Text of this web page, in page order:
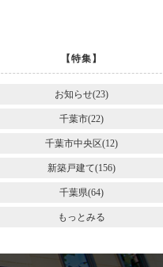
【特集】
お知らせ(23)
千葉市(22)
千葉市中央区(12)
新築戸建て(156)
千葉県(64)
もっとみる